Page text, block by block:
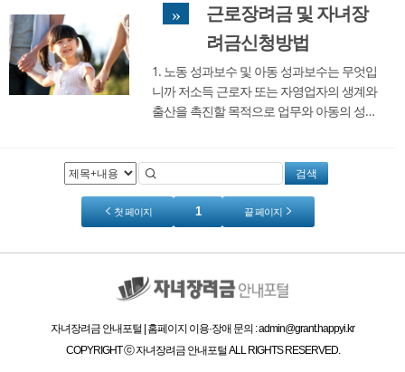
습니다. 어린이의 성과보수는 총 급여와 부양
되고 있는 자녀의 수에 따라 달라집니다 차액
»
근로장려금 및 자녀장
려금신청방법
1. 노동 성과보수 및 아동 성과보수는 무엇입
니까 저소득 근로자 또는 자영업자의 생계와
출산을 촉진할 목적으로 업무와 아동의 성과
한 사람만이 적용됩니다. 2. 노동 장려금 및 아
항 ...
검색
첫 페이지 1 끝 페이지
자녀장려금 안내포털 | 홈페이지 이용·장애 문의 : admin@grant.happyi.kr
COPYRIGHT ⓒ 자녀장려금 안내포털 ALL RIGHTS RESERVED.